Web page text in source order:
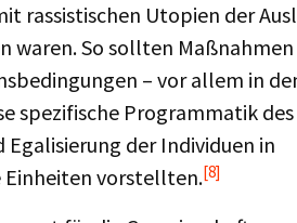
rassistischen Utopien der
waren. So sollten Maßnahmen
– vor allem in
spezifische Programmatik des
der Individuen in
Einheiten vorstellten.[8]